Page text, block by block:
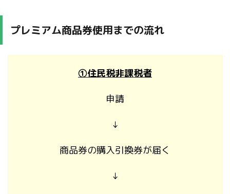
プレミアム商品券使用までの流れ
①住民税非課税者
申請
↓
商品券の購入引換券が届く
↓